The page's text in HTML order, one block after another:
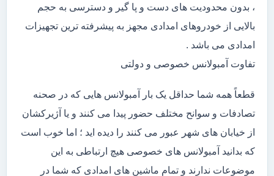
، بدون محدودیت های دست و پا گیر و دسترسی به حجم
بالایی از خودروهای امدادی مجهز به پیشرفته ترین تجهیزات
امدادی می باشد .
تفاوت آمبولانس خصوصی و دولتی
قطعاً همه شما حداقل یک بار آمبولانس هایی که در صحنه
تصادفات و سوانح مختلف حضور پیدا می کنند و یا آژیرکشان
از خیابان های شهر عبور می کنند را دیده اید ؛ اما خوب است
که بدانید آمبولانس های خصوصی هیچ ارتباطی به این
موضوعات ندارند و تمام ماشین های امدادی که شما در